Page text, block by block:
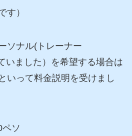
す）
ソナル(トレーナー
いました）を希望する場合は
いって料金説明を受けまし
ソ